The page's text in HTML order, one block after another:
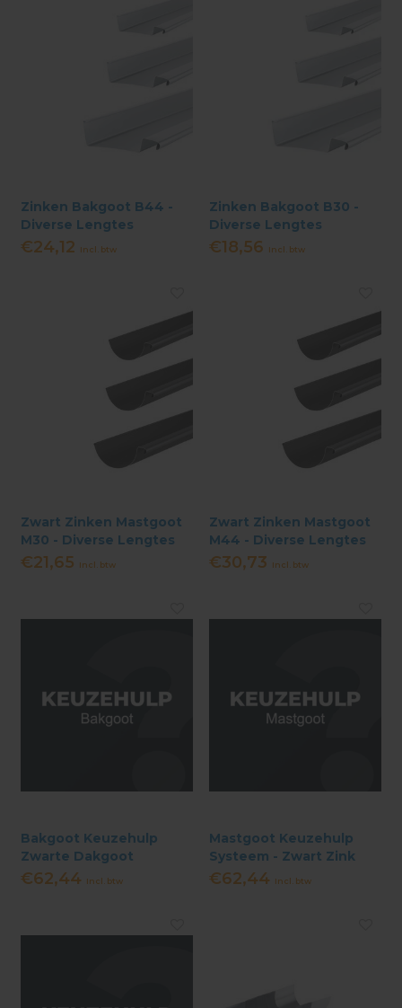
Zinken Bakgoot B44 -
Diverse Lengtes
€24,12 Incl. btw
Zinken Bakgoot B30 -
Diverse Lengtes
€18,56 Incl. btw
Zwart Zinken Mastgoot
M30 - Diverse Lengtes
€21,65 Incl. btw
Zwart Zinken Mastgoot
M44 - Diverse Lengtes
€30,73 Incl. btw
Bakgoot Keuzehulp
Zwarte Dakgoot
Systeem - Zwart
€62,44 Incl. btw
Mastgoot Keuzehulp
Systeem - Zwart Zink
€62,44 Incl. btw